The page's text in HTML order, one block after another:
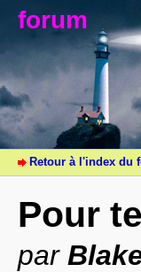
forum
Retour à l'index du
Pour
par